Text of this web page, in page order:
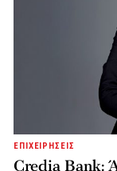
ΕΠΙΧΕΙΡΗΣΕΙΣ
Credia Bank: